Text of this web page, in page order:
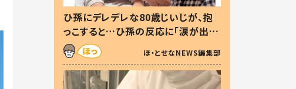
ひ孫にデレデレな80歳じいじが、抱
っこすると…ひ孫の反応に「涙が出ま
した」「可愛くて仕方ない」
ほ・とせなNEWS編集部